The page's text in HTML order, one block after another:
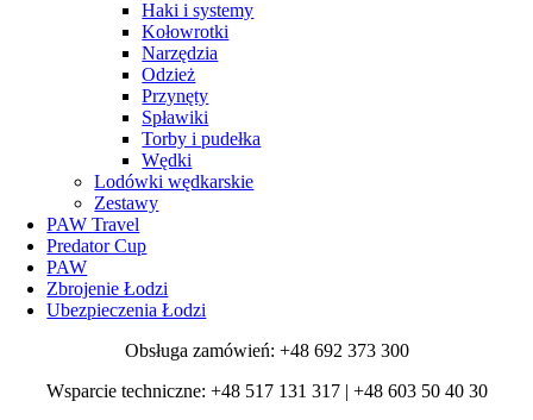
Haki i systemy
Kołowrotki
Narzędzia
Odzież
Przynęty
Spławiki
Torby i pudełka
Wędki
Lodówki wędkarskie
Zestawy
PAW Travel
Predator Cup
PAW
Zbrojenie Łodzi
Ubezpieczenia Łodzi
Obsługa zamówień: +48 692 373 300
Wsparcie techniczne: +48 517 131 317 | +48 603 50 40 30